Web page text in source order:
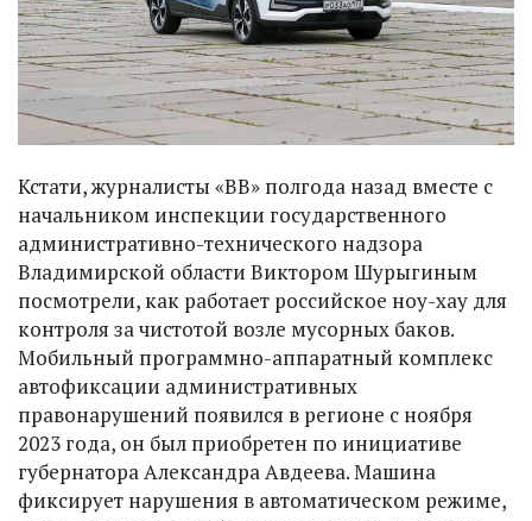
Кстати, журналисты «ВВ» полгода назад вместе с
начальником инспекции государственного
административно-технического надзора
Владимирской области Виктором Шурыгиным
посмотрели, как работает российское ноу-хау для
контроля за чистотой возле мусорных баков.
Мобильный программно-аппаратный комплекс
автофиксации административных
правонарушений появился в регионе с ноября
2023 года, он был приобретен по инициативе
губернатора Александра Авдеева. Машина
фиксирует нарушения в автоматическом режиме,